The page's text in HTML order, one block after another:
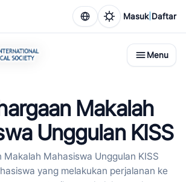
Masuk| Daftar
Menu
Makalah
Unggulan KISS
Makalah Mahasiswa Unggulan KISS
yang melakukan perjalanan ke